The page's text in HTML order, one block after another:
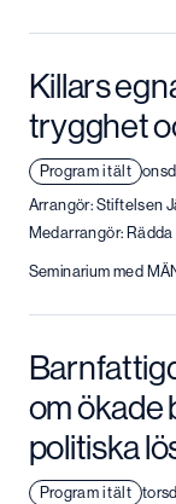
Killars
trygghet
Program i tält
Arrangör: Stiftelsen
Medarrangör:
Seminarium med
om ökade
politiska
Program i tält